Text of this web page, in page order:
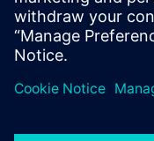
ประกาศความเป็นส่วน
ประกาศเกี่ยวกับคุกกี้
เงื่อนไขการใช้งาน
ไอดีดิจิทัล